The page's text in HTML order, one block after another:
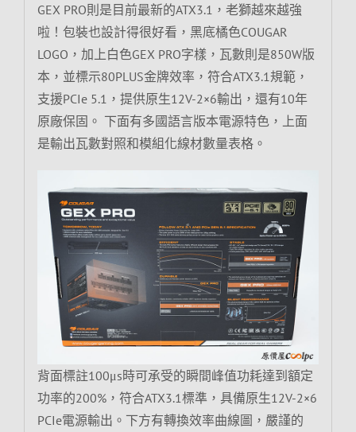
GEX PRO則是目前最新的ATX3.1，老獅越來越強
啦！包裝也設計得很好看，黑底橘色COUGAR
LOGO，加上白色GEX PRO字樣，瓦數則是850W版
本，並標示80PLUS金牌效率，符合ATX3.1規範，
支援PCIe 5.1，提供原生12V-2×6輸出，還有10年
原廠保固。 下面有多國語言版本電源特色，上面
是輸出瓦數對照和模組化線材數量表格。
背面標註100μs時可承受的瞬間峰值功耗達到額定
功率的200%，符合ATX3.1標準，具備原生12V-2×6
PCIe電源輸出。下方有轉換效率曲線圖，嚴謹的